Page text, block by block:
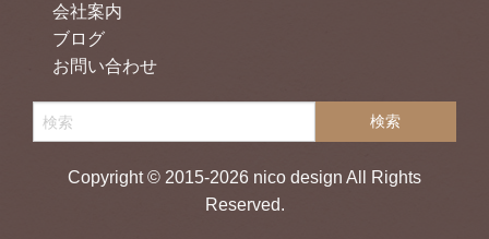
会社案内
ブログ
お問い合わせ
Copyright © 2015-2026 nico design All Rights
Reserved.